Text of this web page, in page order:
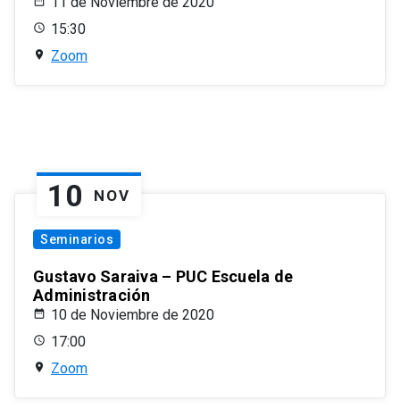
15:30
Zoom
10 NOV
Seminarios
Gustavo Saraiva – PUC Escuela de
Administración
10 de Noviembre de 2020
17:00
Zoom